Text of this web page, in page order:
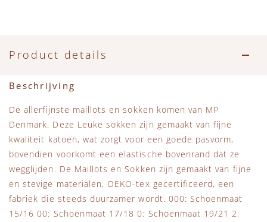
Product details
Beschrijving
De allerfijnste maillots en sokken komen van MP
Denmark. Deze Leuke sokken zijn gemaakt van fijne
kwaliteit katoen, wat zorgt voor een goede pasvorm,
bovendien voorkomt een elastische bovenrand dat ze
wegglijden. De Maillots en Sokken zijn gemaakt van fijne
en stevige materialen, OEKO-tex gecertificeerd, een
fabriek die steeds duurzamer wordt. 000: Schoenmaat
15/16 00: Schoenmaat 17/18 0: Schoenmaat 19/21 2: